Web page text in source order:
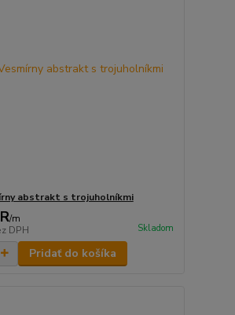
abstrakt s trojuholníkmi
/m
DPH Skladom
Pridať do košíka